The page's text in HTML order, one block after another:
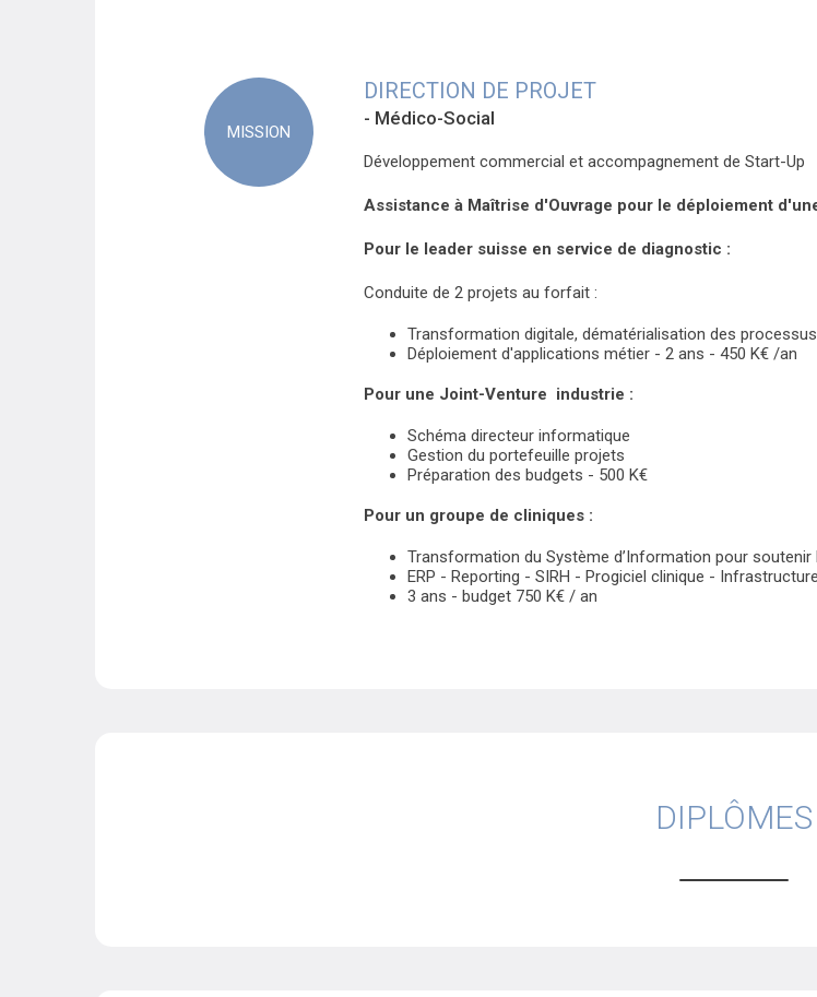
MISSION
DIRECTION DE PROJET
- Médico-Social
Développement commercial et accompagnement de Start-Up
Assistance à Maîtrise d'Ouvrage pour le déploiement
Pour le leader suisse en service de diagnostic :
Conduite de 2 projets au forfait :
Transformation digitale, dématérialisation des processus
Déploiement d'applications métier - 2 ans - 450 K€ /an
Pour une Joint-Venture industrie :
Schéma directeur informatique
Gestion du portefeuille projets
Préparation des budgets - 500 K€
Pour un groupe de cliniques :
Transformation du Système d’Information pour
ERP - Reporting - SIRH - Progiciel clinique -
3 ans - budget 750 K€ / an
DIPLÔMES